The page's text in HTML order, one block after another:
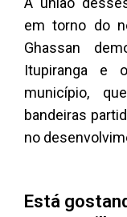
em torno do
Ghassan
Itupiranga e
município,
bandeiras
no
Está